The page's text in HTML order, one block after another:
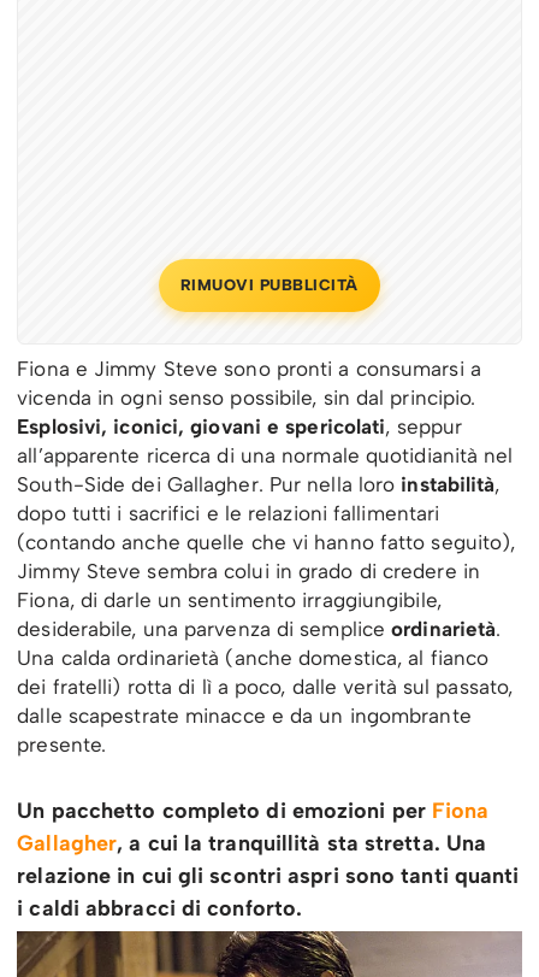
RIMUOVI PUBBLICITÀ
Fiona e Jimmy Steve sono pronti a consumarsi a
vicenda in ogni senso possibile, sin dal principio.
Esplosivi, iconici, giovani e spericolati, seppur
all’apparente ricerca di una normale quotidianità nel
South-Side dei Gallagher. Pur nella loro instabilità,
dopo tutti i sacrifici e le relazioni fallimentari
(contando anche quelle che vi hanno fatto seguito),
Jimmy Steve sembra colui in grado di credere in
Fiona, di darle un sentimento irraggiungibile,
desiderabile, una parvenza di sempliceordinarietà.
Una calda ordinarietà (anche domestica, al fianco
dei fratelli) rotta di lì a poco, dalle verità sul passato,
dalle scapestrate minacce e da un ingombrante
presente.
Un pacchetto completo di emozioni per Fiona
Gallagher, a cui la tranquillità sta stretta. Una
relazione in cui gli scontri aspri sono tanti quanti
i caldi abbracci di conforto.